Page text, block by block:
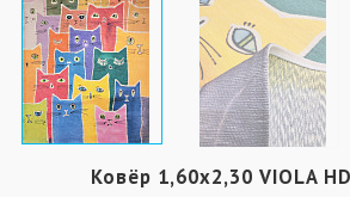
Ковёр 1,60х2,30 VIOLA